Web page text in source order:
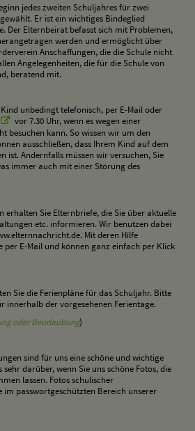
jedes zweiten Schuljahres für zwei
Er ist ein wichtiges Bindeglied
Der Elternbeirat befasst sich mit Problemen,
werden und ermöglicht über
Anschaffungen, die die Schule nicht
Angelegenheiten, die für die Schule von
beratend mit.
unbedingt telefonisch, per E-Mail oder
vor 7.30 Uhr, wenn es wegen einer
besuchen kann. So wissen wir um den
ausschließen, dass Ihrem Kind auf dem
ist. Andernfalls müssen wir versuchen, Sie
immer auch mit einer Störung des
erhalten Sie Elternbriefe, die Sie über aktuelle
etc. informieren. Wir benutzen dabei
Mit deren Hilfe
per E-Mail und können ganz einfach per Klick
Sie die Ferienpläne für das Schuljahr. Bitte
innerhalb der vorgesehenen Ferientage.
oder Beurlaubung)
sind für uns eine schöne und wichtige
darüber, wenn Sie uns schöne Fotos, die
lassen. Fotos schulischer
im passwortgeschützten Bereich unserer